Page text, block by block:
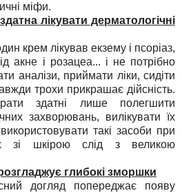
міфи.
лікувати дерматологічні
крем лікував екзему і псоріаз,
акне і розацеа... і не потрібно
аналізи, приймати ліки, сидіти
трохи прикрашає дійсність.
здатні лише полегшити
захворювань, вилікувати їх
такі засоби при
зі шкірою слід з великою
глибокі зморшки
догляд попереджає появу